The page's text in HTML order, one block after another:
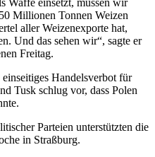
Waffe einsetzt, müssen wir
Millionen Tonnen Weizen
aller Weizenexporte hat,
Und das sehen wir“, sagte er
Freitag.
Handelsverbot für
Tusk schlug vor, dass Polen
Parteien unterstützten die
in Straßburg.